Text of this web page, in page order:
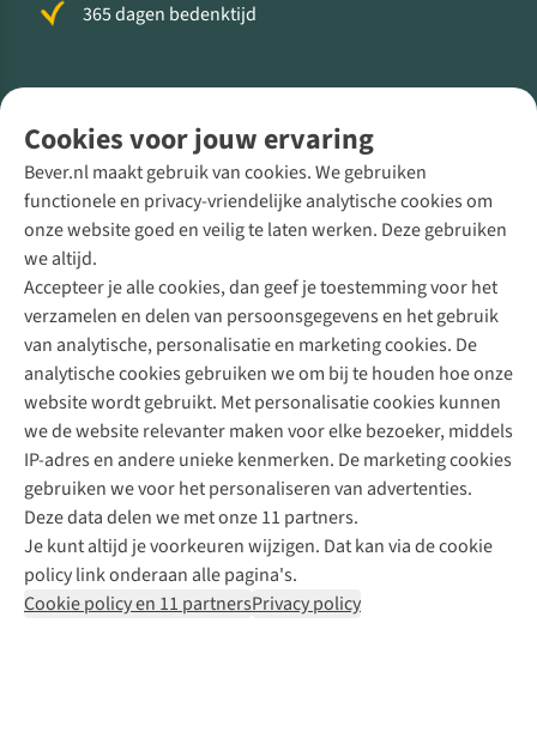
Cookies voor jouw ervaring
Bever.nl maakt gebruik van cookies. We gebruiken
functionele en privacy-vriendelijke analytische cookies om
onze website goed en veilig te laten werken. Deze gebruiken
we altijd.
Accepteer je alle cookies, dan geef je toestemming voor het
verzamelen en delen van persoonsgegevens en het gebruik
van analytische, personalisatie en marketing cookies. De
analytische cookies gebruiken we om bij te houden hoe onze
website wordt gebruikt. Met personalisatie cookies kunnen
we de website relevanter maken voor elke bezoeker, middels
IP-adres en andere unieke kenmerken. De marketing cookies
gebruiken we voor het personaliseren van advertenties.
Deze data delen we met onze 11 partners.
Je kunt altijd je voorkeuren wijzigen. Dat kan via de cookie
policy link onderaan alle pagina's.
Cookie policy en 11 partnersPrivacy policy
365 dagen bedenktijd
Direct advies van een Buitenexpert
+31 (0)85 888 50 88
+31 6 12 28 49 80
Contactformulier